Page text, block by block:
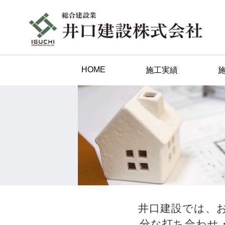
HOME 施工実績
井口建設では、